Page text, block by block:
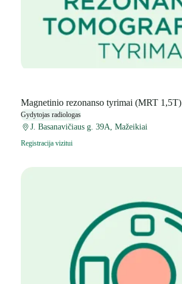
Magnetinio rezonanso tyrimai (MRT 1,5T)
Gydytojas radiologas
J. Basanavičiaus g. 39A, Mažeikiai
Registracija vizitui